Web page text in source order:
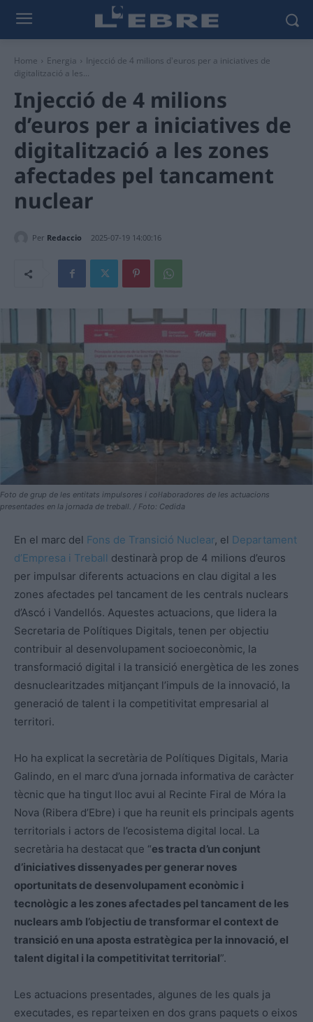
Home Energia
Injecció de 4 milions d'euros per a iniciatives de
digitalització a les...
Injecció de 4 milions
d’euros per a iniciatives de
digitalització a les zones
afectades pel tancament
nuclear
Per Redaccio 2025-07-19 14:00:16
Foto de grup de les entitats impulsores i col·laboradores de les actuacions
presentades en la jornada de treball. / Foto: Cedida
En el marc del Fons de Transició Nuclear, el Departament
d’Empresa i Treball destinarà prop de 4 milions d’euros
per impulsar diferents actuacions en clau digital a les
zones afectades pel tancament de les centrals nuclears
d’Ascó i Vandellós. Aquestes actuacions, que lidera la
Secretaria de Polítiques Digitals, tenen per objectiu
contribuir al desenvolupament socioeconòmic, la
transformació digital i la transició energètica de les zones
desnuclearitzades mitjançant l’impuls de la innovació, la
generació de talent i la competitivitat empresarial al
territori.
Ho ha explicat la secretària de Polítiques Digitals, Maria
Galindo, en el marc d’una jornada informativa de caràcter
tècnic que ha tingut lloc avui al Recinte Firal de Móra la
Nova (Ribera d’Ebre) i que ha reunit els principals agents
territorials i actors de l’ecosistema digital local. La
secretària ha destacat que “es tracta d’un conjunt
d’iniciatives dissenyades per generar noves
oportunitats de desenvolupament econòmic i
tecnològic a les zones afectades pel tancament de les
nuclears amb l’objectiu de transformar el context de
transició en una aposta estratègica per la innovació, el
talent digital i la competitivitat territorial”.
Les actuacions presentades, algunes de les quals ja
executades, es reparteixen en dos grans paquets o eixos